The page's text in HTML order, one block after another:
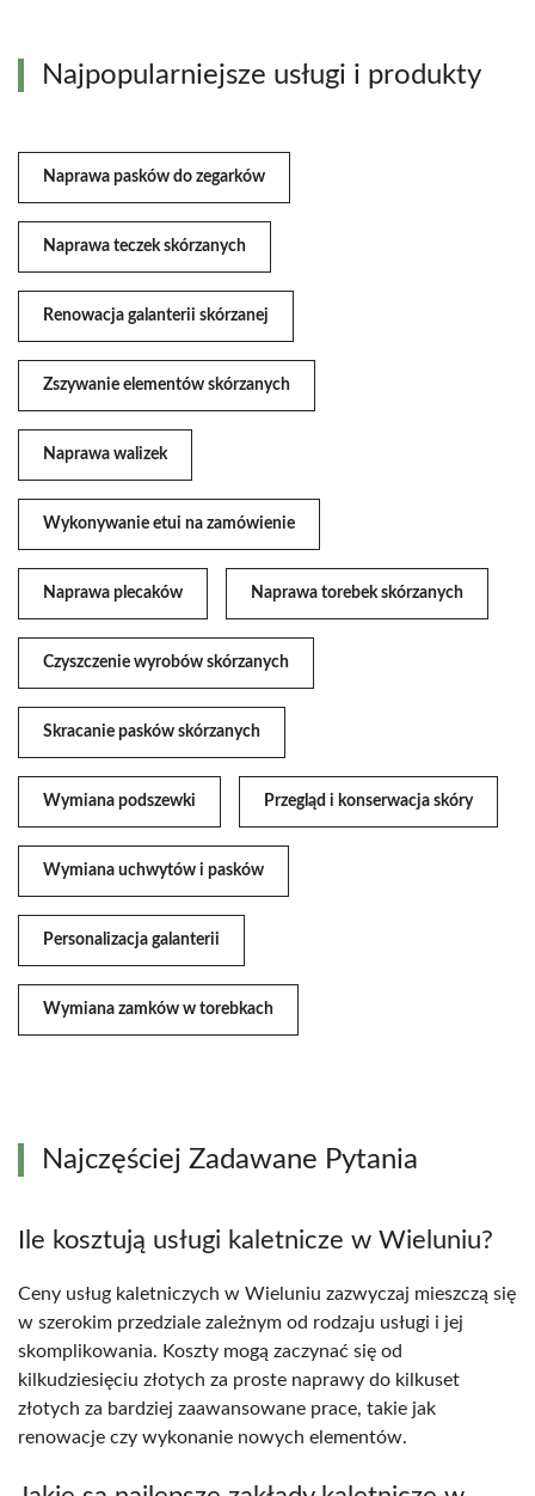
Najpopularniejsze usługi i produkty
Naprawa pasków do zegarków
Naprawa teczek skórzanych
Renowacja galanterii skórzanej
Zszywanie elementów skórzanych
Naprawa walizek
Wykonywanie etui na zamówienie
Naprawa plecaków Naprawa torebek skórzanych
Czyszczenie wyrobów skórzanych
Skracanie pasków skórzanych
Wymiana podszewki Przegląd i konserwacja skóry
Wymiana uchwytów i pasków
Personalizacja galanterii
Wymiana zamków w torebkach
Najczęściej Zadawane Pytania
Ile kosztują usługi kaletnicze w Wieluniu?
Ceny usług kaletniczych w Wieluniu zazwyczaj mieszczą się
w szerokim przedziale zależnym od rodzaju usługi i jej
skomplikowania. Koszty mogą zaczynać się od
kilkudziesięciu złotych za proste naprawy do kilkuset
złotych za bardziej zaawansowane prace, takie jak
renowacje czy wykonanie nowych elementów.